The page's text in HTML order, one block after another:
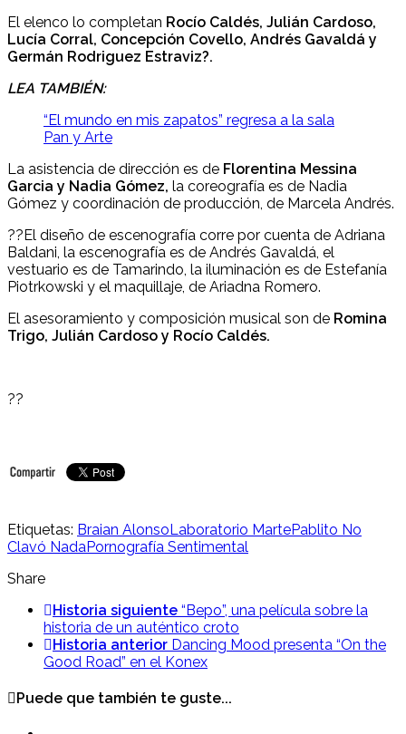
El elenco lo completan Rocío Caldés, Julián Cardoso,
Lucía Corral, Concepción Covello, Andrés Gavaldá y
Germán Rodriguez Estraviz?.
LEA TAMBIÉN:
“El mundo en mis zapatos” regresa a la sala
Pan y Arte
La asistencia de dirección es de Florentina Messina
Garcia y Nadia Gómez, la coreografía es de Nadia
Gómez y coordinación de producción, de Marcela Andrés.
??El diseño de escenografía corre por cuenta de Adriana
Baldani, la escenografía es de Andrés Gavaldá, el
vestuario es de Tamarindo, la iluminación es de Estefanía
Piotrkowski y el maquillaje, de Ariadna Romero.
El asesoramiento y composición musical son de Romina
Trigo, Julián Cardoso y Rocío Caldés.
??
Etiquetas: Braian AlonsoLaboratorio MartePablito No
Clavó NadaPornografía Sentimental
Share
Historia siguiente “Bepo”, una película sobre la
historia de un auténtico croto
Historia anterior Dancing Mood presenta “On the
Good Road” en el Konex
Puede que también te guste...